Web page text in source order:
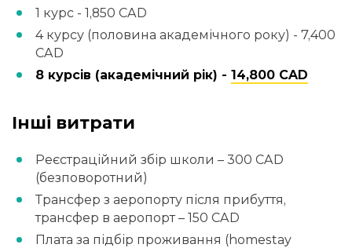
1 курс - 1,850 CAD
4 курсу (половина академічного року) - 7,400
CAD
8 курсів (академічний рік) - 14,800 CAD
Інші витрати
Реєстраційний збір школи – 300 CAD
(безповоротний)
Трансфер з аеропорту після прибуття,
трансфер в аеропорт – 150 CAD
Плата за підбір проживання (homestay